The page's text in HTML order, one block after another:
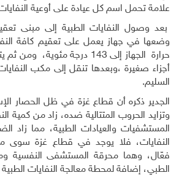
علامة تحمل اسم كل عيادة على أوعية
بعد وصول النفايات الطبية إلى مبنى
وضعها في جهاز يعمل على تعقيم كافة
حرارة الجهاز إلى 143 درجة
أجزاء صغيرة ،وبعدها تنقل إلى مكب
السليم.
الجدير ذكره أن قطاع غزة في ظل الحصار
وتزايد الحروب المتتالية ضده، زاد من كمية
المستشفيات والعيادات الطبية، مما زاد
النفايات، فلا يوجد في قطاع غزة سوى
فعّال، وهما محرقة المستشفى النفسية
الطبي، إضافة لمحطة معالجة النفايات